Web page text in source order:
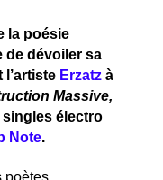
la poésie
de dévoiler sa
Erzatz à
Massive,
singles électro
Note.
poètes